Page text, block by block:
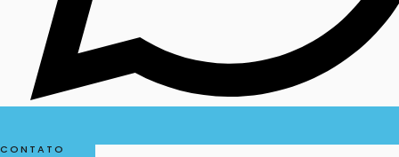
CONTATO